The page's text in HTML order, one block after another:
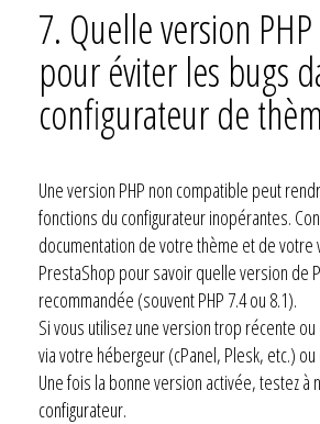
7. Quelle version
pour éviter les bugs
configurateur de
Une version PHP non compatible peut
fonctions du configurateur inopérantes.
documentation de votre thème et de votre
PrestaShop pour savoir quelle version de
recommandée (souvent PHP 7.4 ou 8.1).
Si vous utilisez une version trop récente
via votre hébergeur (cPanel, Plesk, etc.)
Une fois la bonne version activée, testez à
configurateur.